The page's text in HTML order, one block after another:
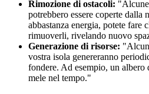
Rimozione di ostacoli:
potrebbero essere coperte dalla
abbastanza energia, potete fare
rimuoverli, rivelando nuovo
Generazione di risorse:
vostra isola genereranno
fondere. Ad esempio, un albero
mele nel tempo."